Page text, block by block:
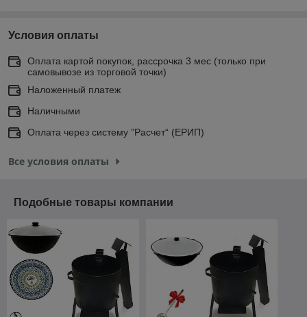
Условия оплаты
Оплата картой покупок, рассрочка 3 мес (только при
самовывозе из торговой точки)
Наложенный платеж
Наличными
Оплата через систему ”Расчет“ (ЕРИП)
Все условия оплаты
Подобные товары компании